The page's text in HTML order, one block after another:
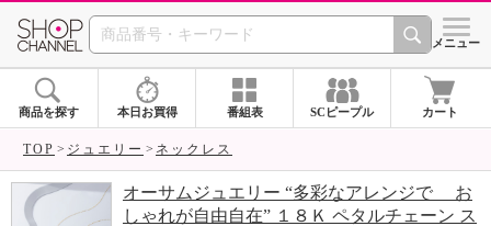
SHOP CHANNEL シメニュー
商品を探す 本日お買得 番組表 SCピープル カート
TOP ジュエリー ネックレス
オーサムジュエリー “多彩なアレンジで お
しゃれが自由自在” １８Ｋ ペタルチェーン ス